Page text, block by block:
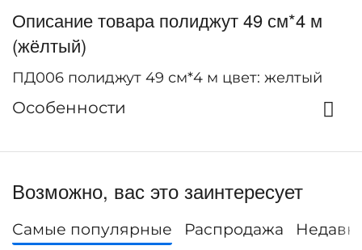
Описание товара полиджут 49 см*4 м
(жёлтый)
ПД006 полиджут 49 см*4 м цвет: желтый
Особенности
Возможно, вас это заинтересует
Самые популярные Распродажа